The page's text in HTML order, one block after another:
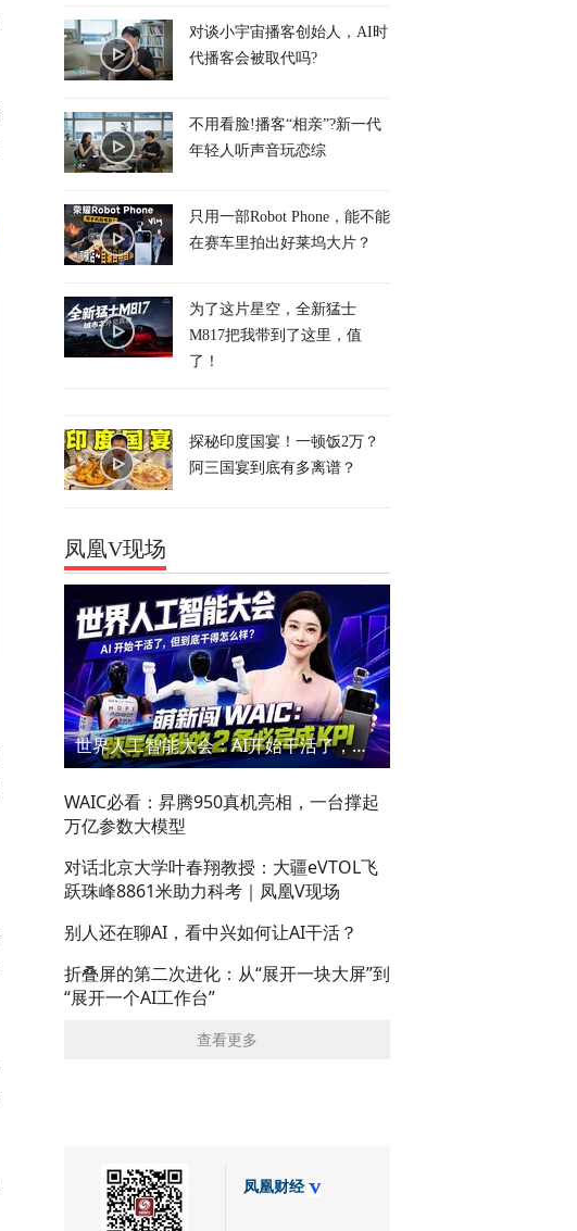
对谈小宇宙播客创始人，AI时
代播客会被取代吗?
不用看脸!播客“相亲”?新一代
年轻人听声音玩恋综
只用一部Robot Phone，能不能
在赛车里拍出好莱坞大片？
为了这片星空，全新猛士
M817把我带到了这里，值
了！
探秘印度国宴！一顿饭2万？
阿三国宴到底有多离谱？
凤凰V现场
世界人工智能大会：AI开始干活了，但到底干的怎么样？萌新闯WAIC
WAIC必看：昇腾950真机亮相，一台撑起
万亿参数大模型
对话北京大学叶春翔教授：大疆eVTOL飞
跃珠峰8861米助力科考｜凤凰V现场
别人还在聊AI，看中兴如何让AI干活？
折叠屏的第二次进化：从“展开一块大屏”到
“展开一个AI工作台”
查看更多
凤凰财经